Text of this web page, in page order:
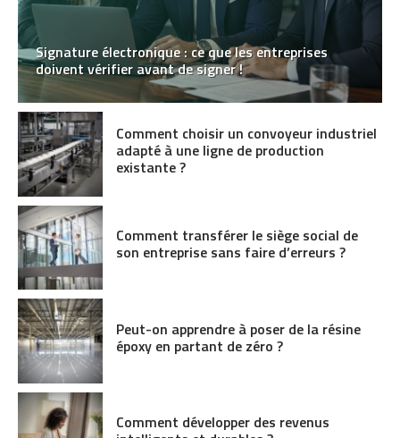
Signature électronique : ce que les entreprises
doivent vérifier avant de signer !
Comment choisir un convoyeur industriel
adapté à une ligne de production
existante ?
Comment transférer le siège social de
son entreprise sans faire d’erreurs ?
Peut-on apprendre à poser de la résine
époxy en partant de zéro ?
Comment développer des revenus